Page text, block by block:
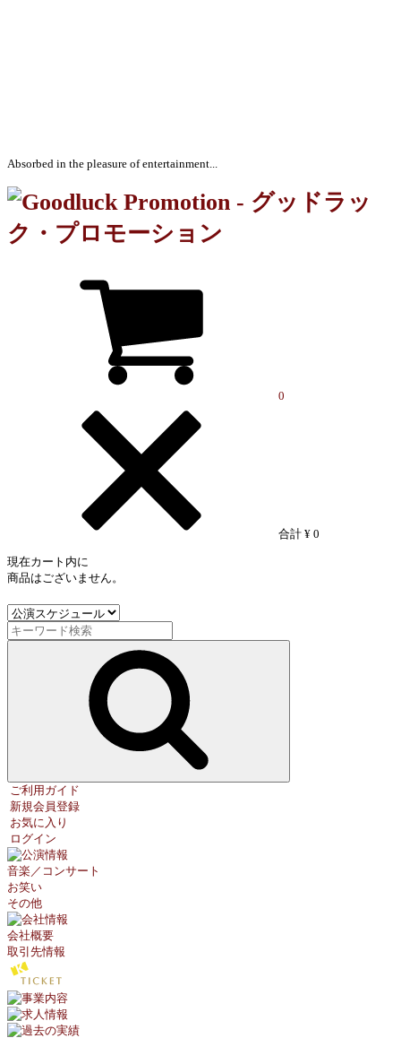
Absorbed in the pleasure of entertainment...
0
合計 ¥ 0
現在カート内に
商品はございません。
ご利用ガイド
新規会員登録
お気に入り
ログイン
音楽／コンサート
お笑い
その他
会社概要
取引先情報